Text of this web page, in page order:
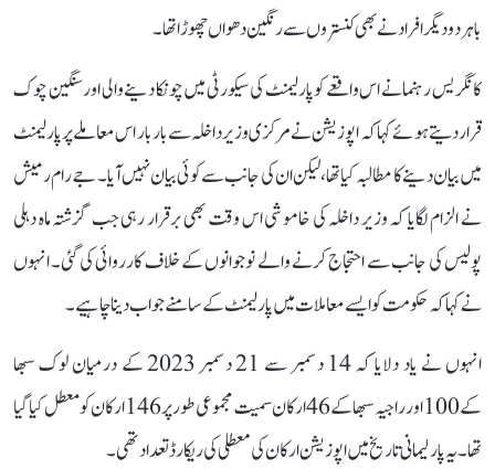
باہر دو دیگر افراد نے بھی کنستروں سے رنگین دھواں چھوڑا تھا۔
کانگریس رہنما نے اس واقعے کو پارلیمنٹ کی سیکورٹی میں چونکا دینے والی اور سنگین چوک
قرار دیتے ہوئے کہا کہ اپوزیشن نے مرکزی وزیر داخلہ سے بار بار اس معاملے پر پارلیمنٹ
میں بیان دینے کا مطالبہ کیا تھا، لیکن ان کی جانب سے کوئی بیان نہیں آیا۔ جے رام رمیش
نے الزام لگایا کہ وزیر داخلہ کی خاموشی اس وقت بھی برقرار رہی جب گزشتہ ماہ دہلی
پولیس کی جانب سے احتجاج کرنے والے نوجوانوں کے خلاف کارروائی کی گئی۔ انہوں
نے کہا کہ حکومت کو ایسے معاملات میں پارلیمنٹ کے سامنے جواب دینا چاہیے۔
انہوں نے یاد دلایا کہ 14 دسمبر سے 21 دسمبر 2023 کے درمیان لوک سبھا
کے 100 اور راجیہ سبھا کے 46 ارکان سمیت مجموعی طور پر 146 ارکان کو معطل کیا گیا
تھا۔ یہ پارلیمانی تاریخ میں اپوزیشن ارکان کی معطلی کی ریکارڈ تعداد تھی۔